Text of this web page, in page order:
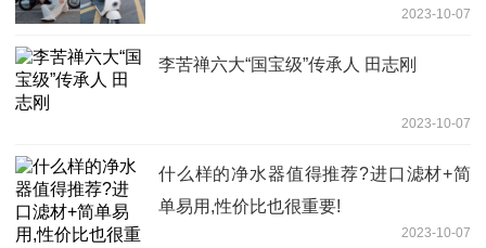
2023-10-07
李苦禅六大“国宝级”传承人 田志刚
2023-10-07
什么样的净水器值得推荐?进口滤材+简
单易用,性价比也很重要!
2023-10-07